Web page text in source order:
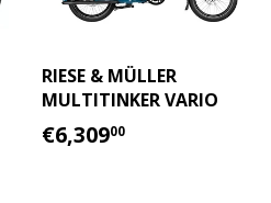
RIESE & MÜLLER
MULTITINKER VARIO
PRECIO
HABITUAL
€6,30900